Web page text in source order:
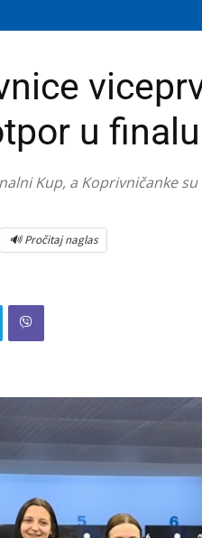
u
Kup, a Koprivničanke
🔊 Pročitaj naglas